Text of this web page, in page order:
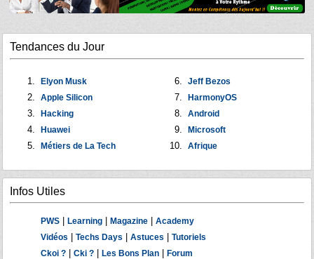
Tendances du Jour
Elyon Musk
Apple Silicon
Hacking
Huawei
Métiers de La Tech
Jeff Bezos
HarmonyOS
Android
Microsoft
Afrique
Infos Utiles
PWS Learning Magazine
Academy
Vidéos
Techs Days Astuces
Tutoriels
Ckoi ?
Cki ? Les Bons Plan
Forum